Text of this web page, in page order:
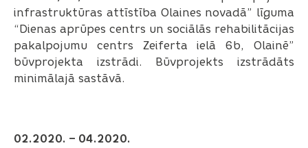
infrastruktūras attīstība Olaines novadā” līguma
“Dienas aprūpes centrs un sociālās rehabilitācijas
pakalpojumu centrs Zeiferta ielā 6b, Olainē”
būvprojekta izstrādi. Būvprojekts izstrādāts
minimālajā sastāvā.
02.2020. – 04.2020.